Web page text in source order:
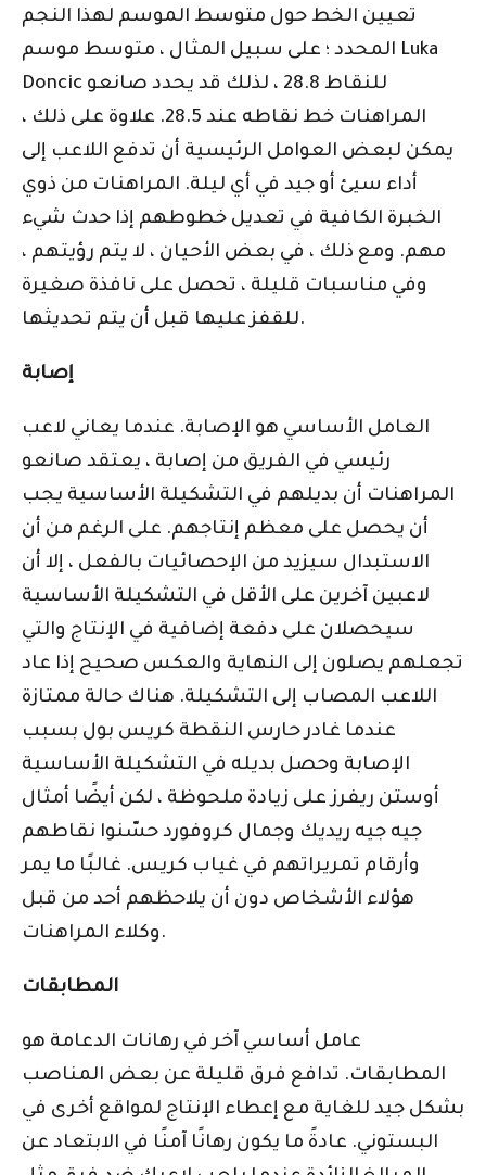
تعيين الخط حول متوسط ​​الموسم لهذا النجم
المحدد ؛ على سبيل المثال ، متوسط ​​موسم Luka
Doncic للنقاط 28.8 ، لذلك قد يحدد صانعو
المراهنات خط نقاطه عند 28.5. علاوة على ذلك ،
يمكن لبعض العوامل الرئيسية أن تدفع اللاعب إلى
أداء سيئ أو جيد في أي ليلة. المراهنات من ذوي
الخبرة الكافية في تعديل خطوطهم إذا حدث شيء
مهم. ومع ذلك ، في بعض الأحيان ، لا يتم رؤيتهم ،
وفي مناسبات قليلة ، تحصل على نافذة صغيرة
للقفز عليها قبل أن يتم تحديثها.
إصابة
العامل الأساسي هو الإصابة. عندما يعاني لاعب
رئيسي في الفريق من إصابة ، يعتقد صانعو
المراهنات أن بديلهم في التشكيلة الأساسية يجب
أن يحصل على معظم إنتاجهم. على الرغم من أن
الاستبدال سيزيد من الإحصائيات بالفعل ، إلا أن
لاعبين آخرين على الأقل في التشكيلة الأساسية
سيحصلان على دفعة إضافية في الإنتاج والتي
تجعلهم يصلون إلى النهاية والعكس صحيح إذا عاد
اللاعب المصاب إلى التشكيلة. هناك حالة ممتازة
عندما غادر حارس النقطة كريس بول بسبب
الإصابة وحصل بديله في التشكيلة الأساسية
أوستن ريفرز على زيادة ملحوظة ، لكن أيضًا أمثال
جيه جيه ريديك وجمال كروفورد حسّنوا نقاطهم
وأرقام تمريراتهم في غياب كريس. غالبًا ما يمر
هؤلاء الأشخاص دون أن يلاحظهم أحد من قبل
وكلاء المراهنات.
المطابقات
عامل أساسي آخر في رهانات الدعامة هو
المطابقات. تدافع فرق قليلة عن بعض المناصب
بشكل جيد للغاية مع إعطاء الإنتاج لمواقع أخرى في
البستوني. عادةً ما يكون رهانًا آمنًا في الابتعاد عن